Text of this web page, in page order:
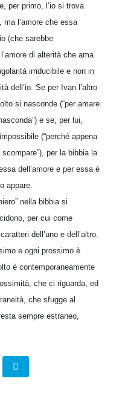
per primo, l’io si trova
l’amore che essa
(che sarebbe
di alterità che ama
irriducibile e non in
dell’io. Se per Ivan l’altro
si nasconde (“per amare
e se, per lui,
(“perché appena
per la bibbia la
dell’amore e per essa è
appare.
nella bibbia si
per cui come
dell’uno e dell’altro.
e ogni prossimo è
è contemporaneamente
che ci riguarda, ed
che sfugge al
sempre estraneo,